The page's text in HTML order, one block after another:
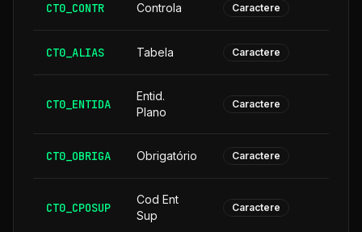
CT0_CONTR Controla Caractere
CT0_ALIAS Tabela Caractere
CT0_ENTIDA
Entid.
Plano
Caractere
CT0_OBRIGA Obrigatório Caractere
CT0_CPOSUP
Cod Ent
Sup
Caractere